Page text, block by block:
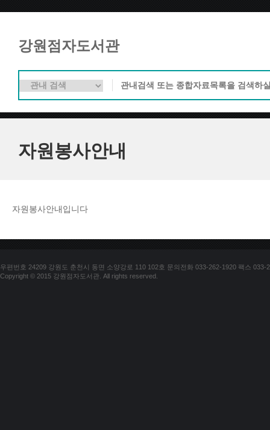
강원점자도서관
자원봉사안내
자원봉사안내입니다
우편번호 24209 강원도 춘천시 동면 소양강로 110 102호 문의전화 033-262-1920 팩스 033-
Copyright © 2015 강원점자도서관. All rights reserved.